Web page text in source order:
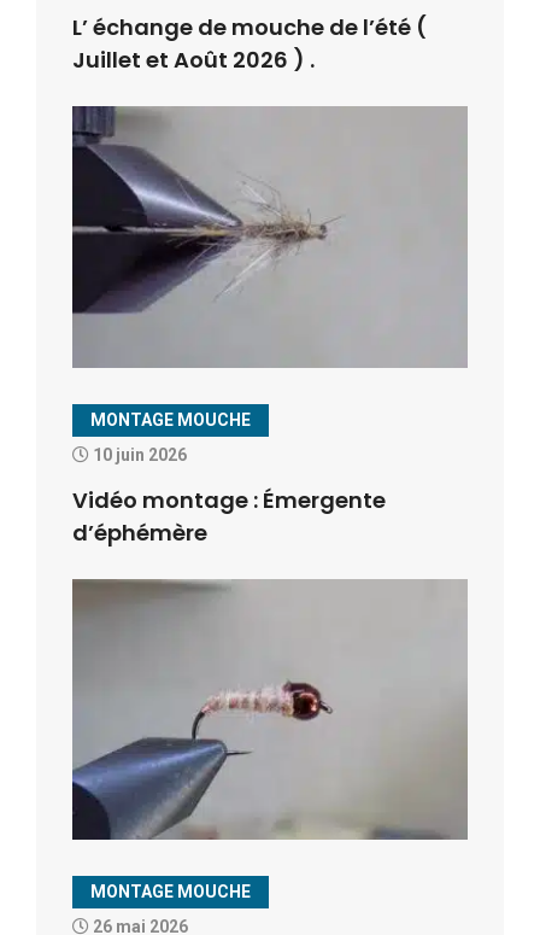
L’ échange de mouche de l’été (
Juillet et Août 2026 ) .
MONTAGE MOUCHE
10 juin 2026
Vidéo montage : Émergente
d’éphémère
MONTAGE MOUCHE
26 mai 2026